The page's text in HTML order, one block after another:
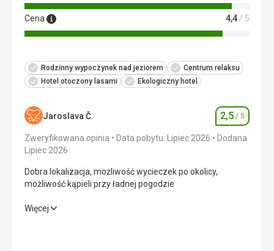
Cena 4,4 / 5
Rodzinny wypoczynek nad jeziorem
Centrum relaksu
Hotel otoczony lasami
Ekologiczny hotel
Jaroslava Č. Ocena
2,5 / 5
Zweryfikowana opinia Data pobytu: Lipiec 2026
Dodana
Lipiec 2026
Dobra lokalizacja, możliwość wycieczek po okolicy,
możliwość kąpieli przy ładnej pogodzie
Dobra lokalizacja, możliwość wycieczek po okolicy,
Więcej